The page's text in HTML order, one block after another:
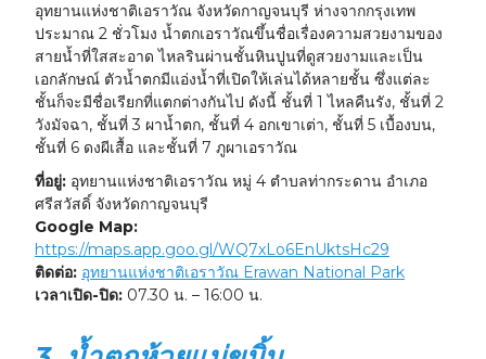
อุทยานแห่งชาติเอราวัณ จังหวัดกาญจนบุรี ห่างจากกรุงเทพ
ประมาณ 2 ชั่วโมง น้ำตกเอราวัณขึ้นชื่อเรื่องความสวยงามของ
สายน้ำที่ใสสะอาด ไหลรินผ่านชั้นหินปูนที่ดูสวยงามและเป็น
เอกลักษณ์ ตัวน้ำตกมีแอ่งน้ำที่เปิดให้เล่นได้หลายชั้น ซึ่งแต่ละ
ชั้นก็จะมีชื่อเรียกที่แตกต่างกันไป ดังนี้ ชั้นที่ 1 ไหลคืนรัง, ชั้นที่ 2
วังมัจฉา, ชั้นที่ 3 ผาน้ำตก, ชั้นที่ 4 อกเขาเต่า, ชั้นที่ 5 เบื้องบน,
ชั้นที่ 6 ดงผีเสื้อ และชั้นที่ 7 ภูผาเอราวัณ
ที่อยู่: อุทยานแห่งชาติเอราวัณ หมู่ 4 ตำบลท่ากระดาน อำเภอ
ศรีสวัสดิ์ จังหวัดกาญจนบุรี
Google Map:
https://maps.app.goo.gl/WQ7xLo6EnUktsHc29
ติดต่อ: อุทยานแห่งชาติเอราวัณ Erawan National Park
เวลาเปิด-ปิด: 07.30 น. – 16:00 น.